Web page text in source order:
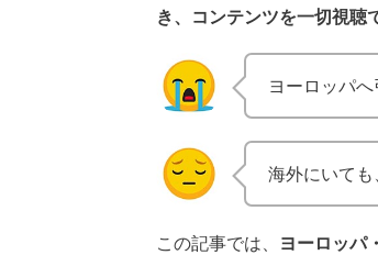
き、コンテンツを一切視聴
ヨーロッパ
海外にいても
この記事では、 ヨーロッパ